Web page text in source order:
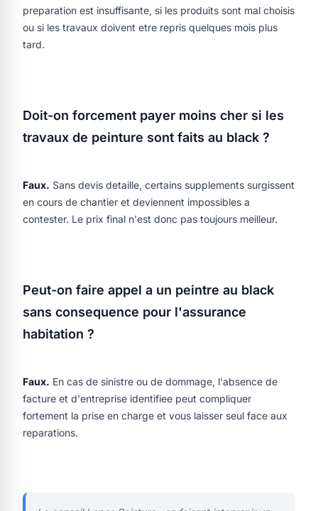
preparation est insuffisante, si les produits sont mal choisis
ou si les travaux doivent etre repris quelques mois plus
tard.
Doit-on forcement payer moins cher si les
travaux de peinture sont faits au black ?
Faux. Sans devis detaille, certains supplements surgissent
en cours de chantier et deviennent impossibles a
contester. Le prix final n'est donc pas toujours meilleur.
Peut-on faire appel a un peintre au black
sans consequence pour l'assurance
habitation ?
Faux. En cas de sinistre ou de dommage, l'absence de
facture et d'entreprise identifiee peut compliquer
fortement la prise en charge et vous laisser seul face aux
reparations.